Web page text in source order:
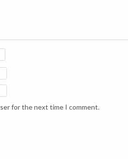
for the next time I comment.